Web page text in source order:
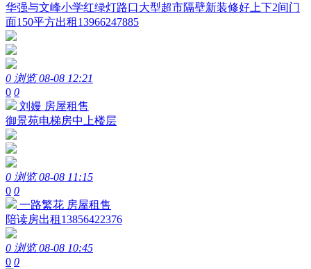
华强与文峰小学红绿灯路口大型超市隔壁新装修好上下2间门
面150平方出租13966247885
0 浏览 08-08 12:21
0 0
刘嫚 房屋租售
御景苑电梯房中上楼层
0 浏览 08-08 11:15
0 0
一路繁花 房屋租售
陪读房出租13856422376
0 浏览 08-08 10:45
0 0